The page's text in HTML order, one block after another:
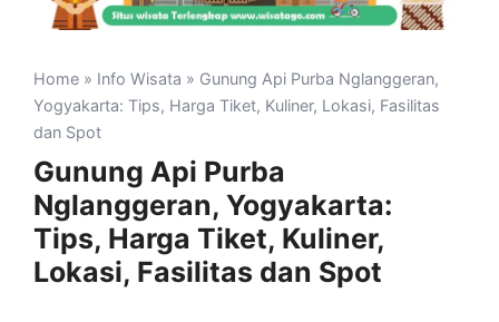
Home » Info Wisata » Gunung Api Purba Nglanggeran,
Yogyakarta: Tips, Harga Tiket, Kuliner, Lokasi, Fasilitas
dan Spot
Gunung Api Purba
Nglanggeran, Yogyakarta:
Tips, Harga Tiket, Kuliner,
Lokasi, Fasilitas dan Spot